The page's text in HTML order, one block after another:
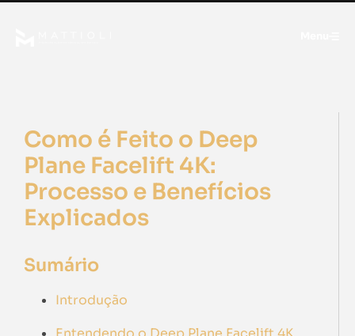
Como é Feito o Deep
Plane Facelift 4K:
Processo e Benefícios
Explicados
Sumário
Introdução